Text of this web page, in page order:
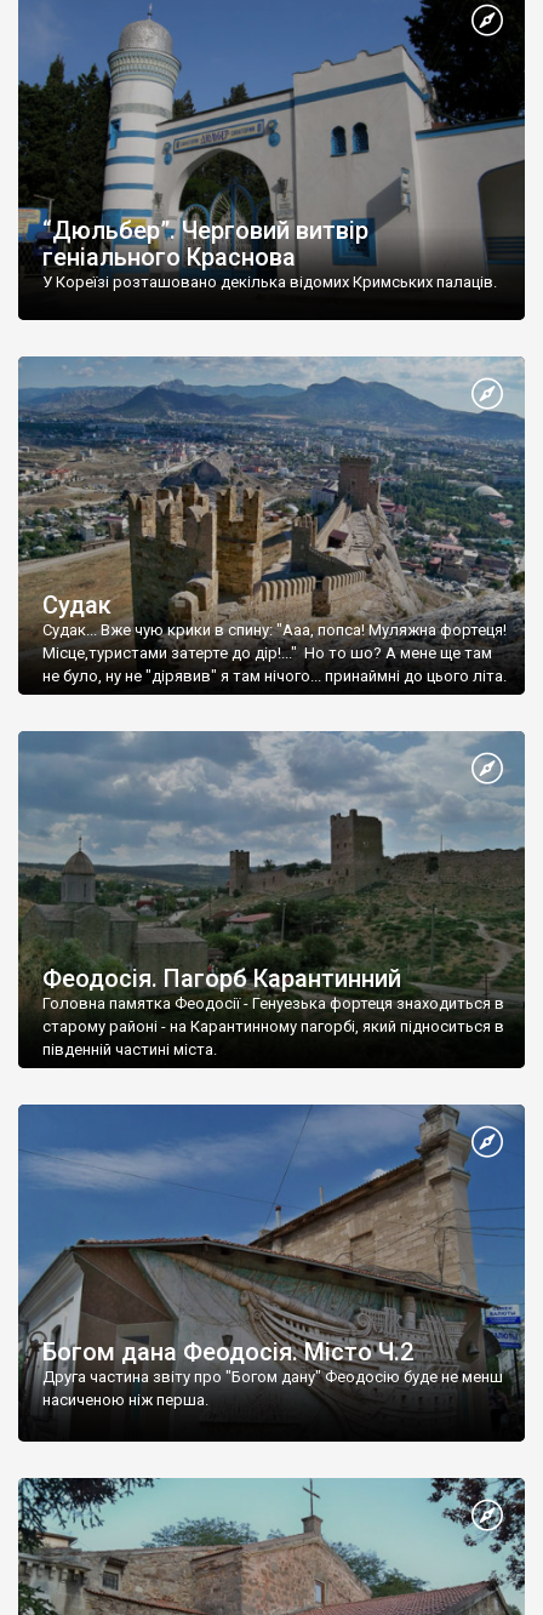
“Дюльбер”. Черговий витвір
геніального Краснова
У Кореїзі розташовано декілька відомих Кримських палаців.
Судак
Судак... Вже чую крики в спину: "Ааа, попса! Муляжна фортеця!
Місце,туристами затерте до дір!..." Но то шо? А мене ще там
не було, ну не "дірявив" я там нічого... принаймні до цього літа.
Феодосія. Пагорб Карантинний
Головна памятка Феодосії - Генуезька фортеця знаходиться в
старому районі - на Карантинному пагорбі, який підноситься в
південній частині міста.
Богом дана Феодосія. Місто Ч.2
Друга частина звіту про "Богом дану" Феодосію буде не менш
насиченою ніж перша.